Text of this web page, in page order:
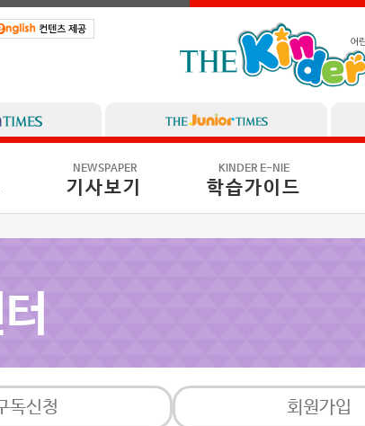
NEWSPAPER
기사보기
KINDER E-NIE
학습가이드
독신청 회원가입